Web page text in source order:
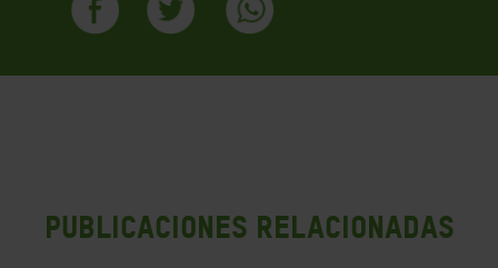
PUBLICACIONES RELACIONADAS